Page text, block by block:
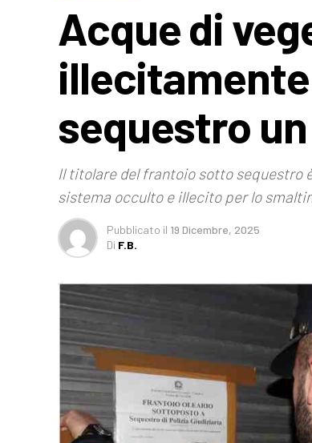
Acque di
sequestro
Il titolare del frantoio sotto sequestro
sistema occulto e illecito per lo
Pubblicato il 19 Dicembre, 2025
Di F.B.